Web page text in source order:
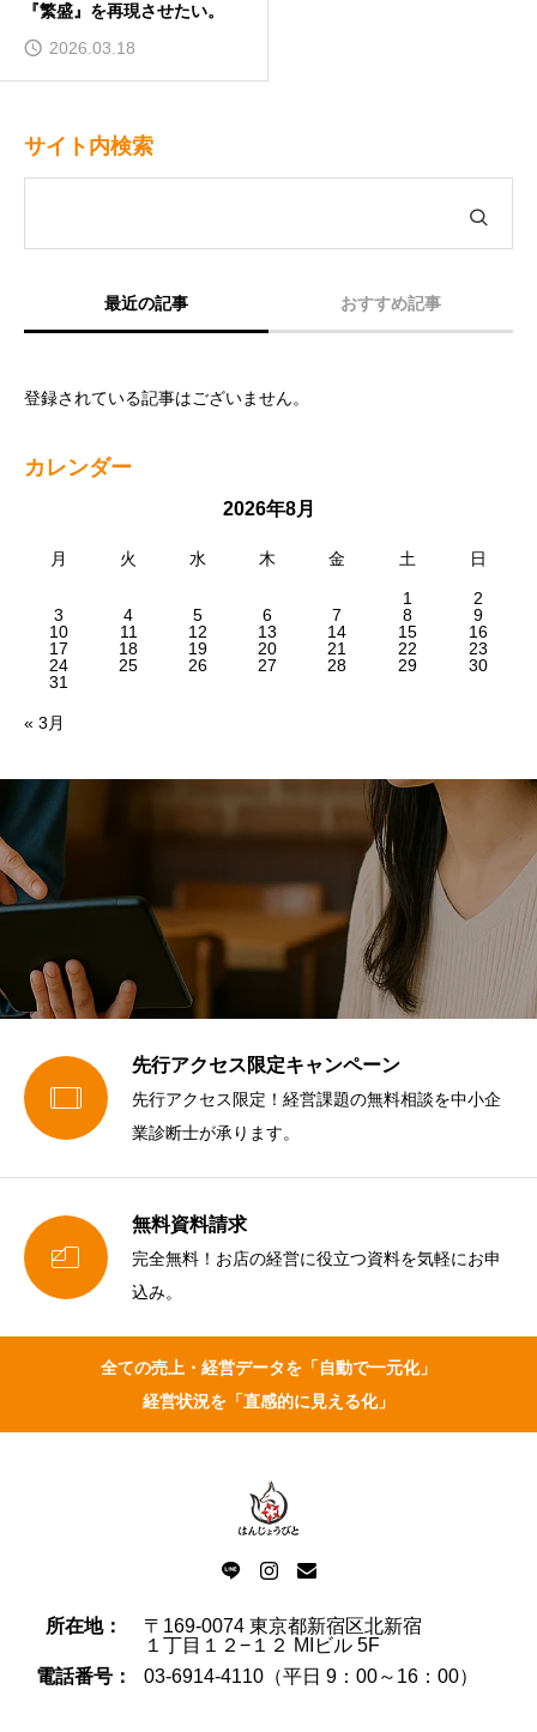
『繁盛』を再現させたい。
2026.03.18
サイト内検索
最近の記事 おすすめ記事
登録されている記事はございません。
カレンダー
2026年8月
月 火 水 木 金 土 日
1
2
3
4 5 6 7 8
9
10
11 12 13 14 15
16
17
18 19 20 21 22
23
24
25 26 27 28 29
30
31
« 3月

先行アクセス限定キャンペーン
先行アクセス限定！経営課題の無料相談を中小企
業診断士が承ります。

無料資料請求
完全無料！お店の経営に役立つ資料を気軽にお申
込み。
全ての売上・経営データを「自動で一元化」
経営状況を「直感的に見える化」
所在地： 〒169-0074 東京都新宿区北新宿
１丁目１２−１２ MIビル 5F
電話番号：
03-6914-4110 （平日 9：00～16：00）